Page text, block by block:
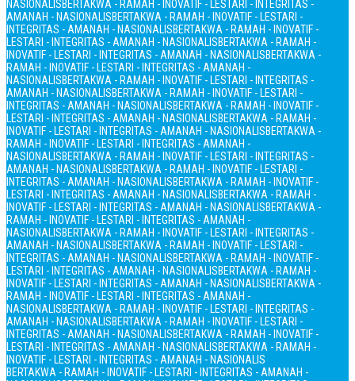
NASIONALISBERTAKWA - RAMAH - INOVATIF - LESTARI - INTEGRITAS -
AMANAH - NASIONALISBERTAKWA - RAMAH - INOVATIF - LESTARI -
INTEGRITAS - AMANAH - NASIONALISBERTAKWA - RAMAH - INOVATIF -
LESTARI - INTEGRITAS - AMANAH - NASIONALISBERTAKWA - RAMAH -
INOVATIF - LESTARI - INTEGRITAS - AMANAH - NASIONALISBERTAKWA -
RAMAH - INOVATIF - LESTARI - INTEGRITAS - AMANAH -
NASIONALISBERTAKWA - RAMAH - INOVATIF - LESTARI - INTEGRITAS -
AMANAH - NASIONALISBERTAKWA - RAMAH - INOVATIF - LESTARI -
INTEGRITAS - AMANAH - NASIONALISBERTAKWA - RAMAH - INOVATIF -
LESTARI - INTEGRITAS - AMANAH - NASIONALISBERTAKWA - RAMAH -
INOVATIF - LESTARI - INTEGRITAS - AMANAH - NASIONALISBERTAKWA -
RAMAH - INOVATIF - LESTARI - INTEGRITAS - AMANAH -
NASIONALISBERTAKWA - RAMAH - INOVATIF - LESTARI - INTEGRITAS -
AMANAH - NASIONALISBERTAKWA - RAMAH - INOVATIF - LESTARI -
INTEGRITAS - AMANAH - NASIONALISBERTAKWA - RAMAH - INOVATIF -
LESTARI - INTEGRITAS - AMANAH - NASIONALISBERTAKWA - RAMAH -
INOVATIF - LESTARI - INTEGRITAS - AMANAH - NASIONALISBERTAKWA -
RAMAH - INOVATIF - LESTARI - INTEGRITAS - AMANAH -
NASIONALISBERTAKWA - RAMAH - INOVATIF - LESTARI - INTEGRITAS -
AMANAH - NASIONALISBERTAKWA - RAMAH - INOVATIF - LESTARI -
INTEGRITAS - AMANAH - NASIONALISBERTAKWA - RAMAH - INOVATIF -
LESTARI - INTEGRITAS - AMANAH - NASIONALISBERTAKWA - RAMAH -
INOVATIF - LESTARI - INTEGRITAS - AMANAH - NASIONALISBERTAKWA -
RAMAH - INOVATIF - LESTARI - INTEGRITAS - AMANAH -
NASIONALISBERTAKWA - RAMAH - INOVATIF - LESTARI - INTEGRITAS -
AMANAH - NASIONALISBERTAKWA - RAMAH - INOVATIF - LESTARI -
INTEGRITAS - AMANAH - NASIONALISBERTAKWA - RAMAH - INOVATIF -
LESTARI - INTEGRITAS - AMANAH - NASIONALISBERTAKWA - RAMAH -
INOVATIF - LESTARI - INTEGRITAS - AMANAH - NASIONALIS
BERTAKWA - RAMAH - INOVATIF - LESTARI - INTEGRITAS - AMANAH -